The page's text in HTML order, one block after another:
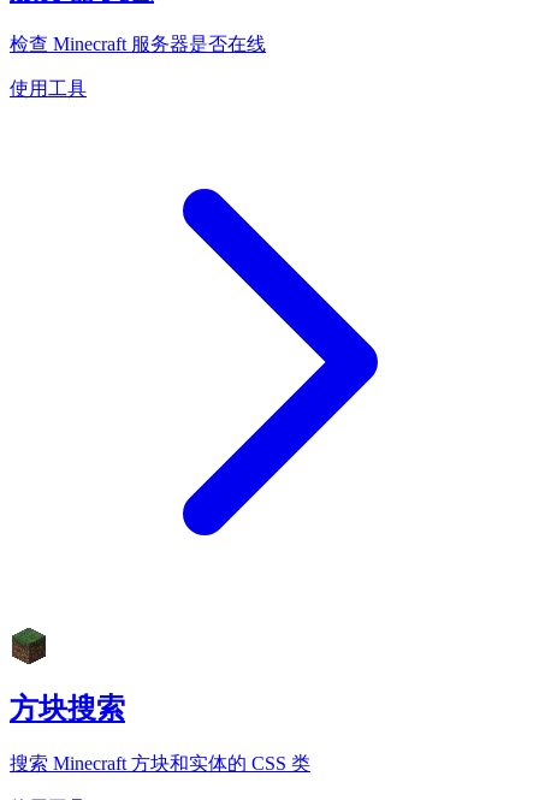
检查 Minecraft 服务器是否在线
使用工具
方块搜索
搜索 Minecraft 方块和实体的 CSS 类